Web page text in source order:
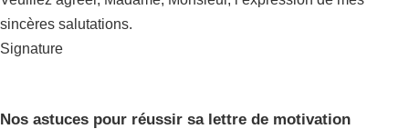
sincères salutations.
Signature
Nos astuces pour réussir sa lettre de motivation